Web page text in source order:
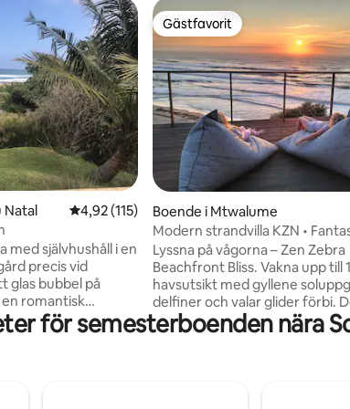
omdömen
Natal 4,92 av 5 i genomsnittligt betyg, 115
4,92 (115)
med självhushåll i en
precis vid
glas bubbel på
romantisk
det inte finns någon
enheten kan du
Gästfavorit
Gästfavorit
Boende i Mtwalume
Modern strandvilla KZN •
havsutsikt
Lyssna på vågorna – Zen Zebra
Beachfront Bliss. Vakna upp till
havsutsikt med gyllene
delfiner och valar glider förbi.
solenergidrivna fristad med 3
ligger bara 100 m från
för semesterboenden nära